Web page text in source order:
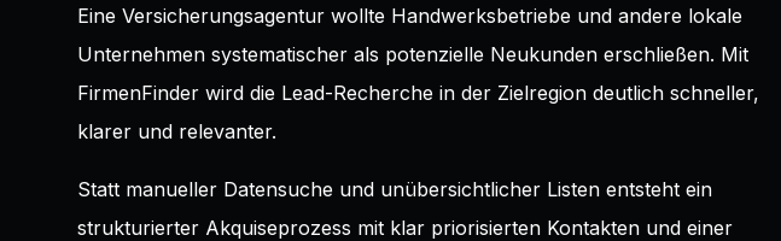
Eine Versicherungsagentur wollte Handwerksbetriebe und andere lokale
Unternehmen systematischer als potenzielle Neukunden erschließen. Mit
FirmenFinder wird die Lead-Recherche in der Zielregion deutlich schneller,
klarer und relevanter.
Statt manueller Datensuche und unübersichtlicher Listen entsteht ein
strukturierter Akquiseprozess mit klar priorisierten Kontakten und einer